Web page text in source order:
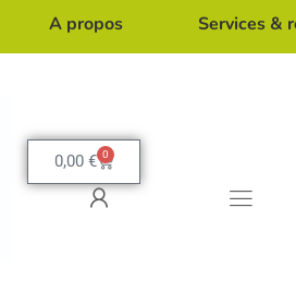
A propos Services &
0,00 € 0